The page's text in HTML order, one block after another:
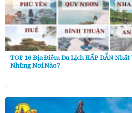
TOP 16 Địa Điểm Du Lịch HẤP DẪN
Những Nơi Nào?